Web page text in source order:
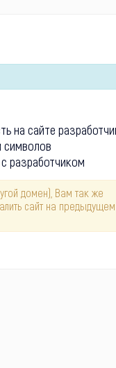
на сайте
символов
разработчиком
домен), Вам так же
сайт на предыдущем